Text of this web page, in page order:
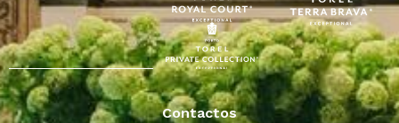
Contactos